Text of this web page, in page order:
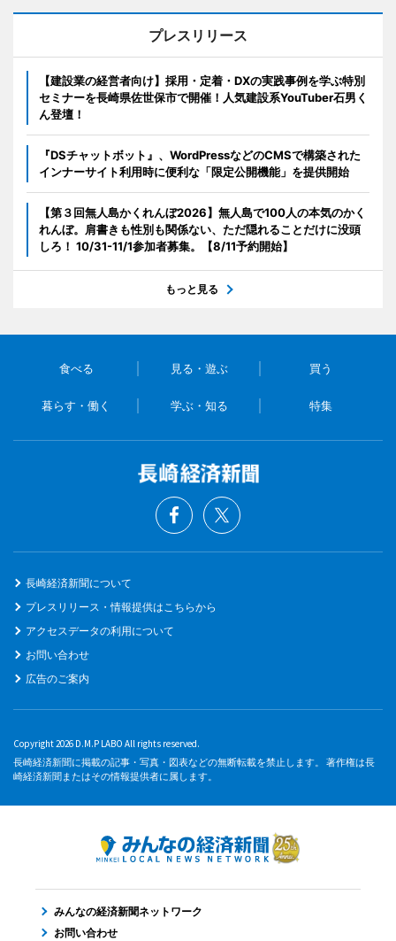
プレスリリース
【建設業の経営者向け】採用・定着・DXの実践事例を学ぶ特別
セミナーを長崎県佐世保市で開催！人気建設系YouTuber石男く
ん登壇！
『DSチャットボット』、WordPressなどのCMSで構築された
インナーサイト利用時に便利な「限定公開機能」を提供開始
【第３回無人島かくれんぼ2026】無人島で100人の本気のかく
れんぼ。肩書きも性別も関係ない、ただ隠れることだけに没頭
しろ！ 10/31-11/1参加者募集。【8/11予約開始】
もっと見る
食べる 見る・遊ぶ 買う
暮らす・働く 学ぶ・知る 特集
長崎経済新聞について
プレスリリース・情報提供はこちらから
アクセスデータの利用について
お問い合わせ
広告のご案内
Copyright 2026 D.M.P LABO All rights reserved.
長崎経済新聞に掲載の記事・写真・図表などの無断転載を禁止します。 著作権は長
崎経済新聞またはその情報提供者に属します。
みんなの経済新聞ネットワーク
お問い合わせ